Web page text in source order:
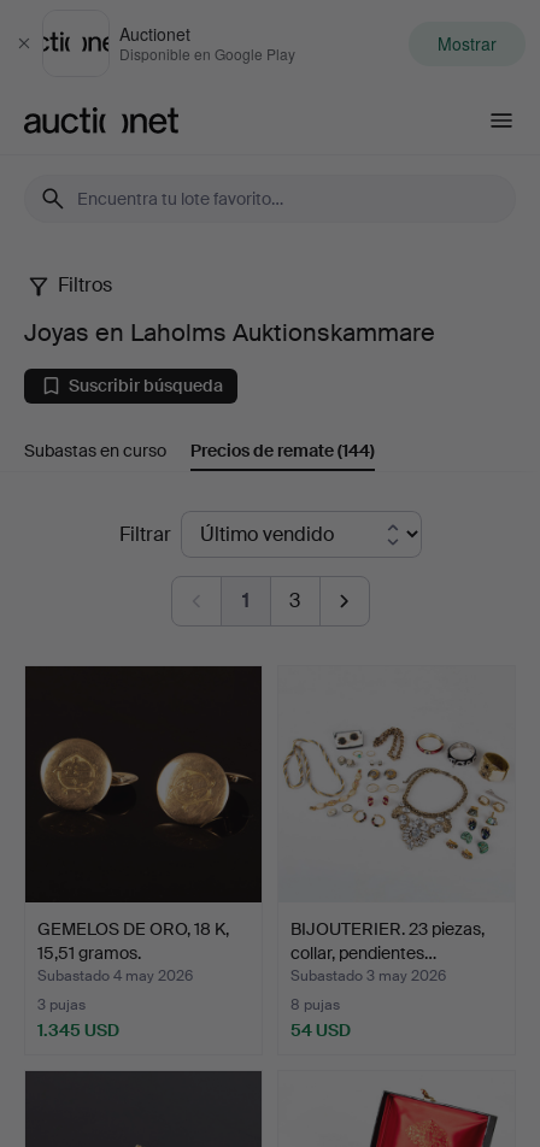
Cerrar
Auctionet
Disponible en Google Play Mostrar
Joyas
en
Laholms
Auktionskammare
Filtros
Joyas en Laholms Auktionskammare
Suscribir búsqueda
Subastas en curso Precios de remate(144)
Filtrar
1 3
GEMELOS DE ORO, 18 K,
15,51 gramos.
Subastado 4 may 2026
3 pujas
1.345 USD
BIJOUTERIER. 23 piezas,
collar, pendientes…
Subastado 3 may 2026
8 pujas
54 USD